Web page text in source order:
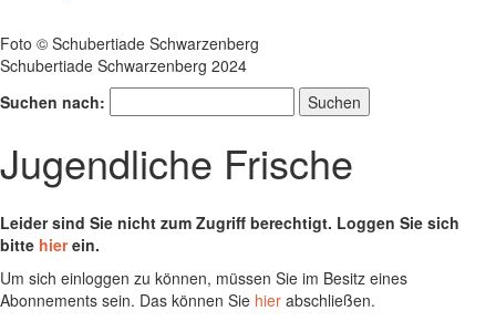
Foto © Schubertiade Schwarzenberg
Schubertiade Schwarzenberg 2024
Suchen nach:
Jugendliche Frische
Leider sind Sie nicht zum Zugriff berechtigt. Loggen Sie sich
bitte hierein.
Um sich einloggen zu können, müssen Sie im Besitz eines
Abonnements sein. Das können Sie hier abschließen.